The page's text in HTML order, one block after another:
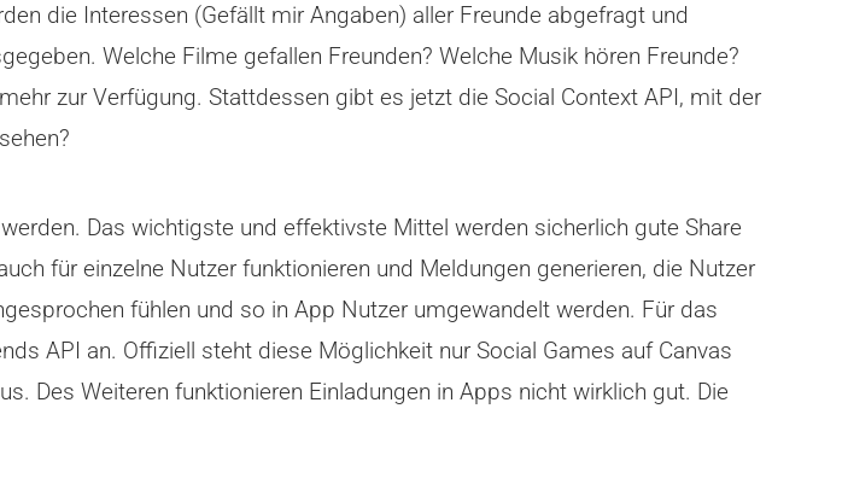
die Interessen (Gefällt mir Angaben) aller Freunde abgefragt und
Welche Filme gefallen Freunden? Welche Musik hören Freunde?
zur Verfügung. Stattdessen gibt es jetzt die Social Context API, mit der
Das wichtigste und effektivste Mittel werden sicherlich gute Share
für einzelne Nutzer funktionieren und Meldungen generieren, die Nutzer
fühlen und so in App Nutzer umgewandelt werden. Für das
API an. Offiziell steht diese Möglichkeit nur Social Games auf Canvas
Des Weiteren funktionieren Einladungen in Apps nicht wirklich gut. Die